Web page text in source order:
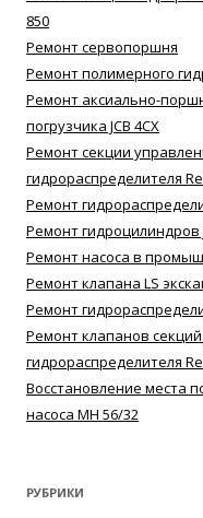
850
Ремонт сервопоршня
Ремонт полимерного
Ремонт аксиально-
погрузчика JCB 4CX
Ремонт секции
гидрораспределителя
Ремонт
Ремонт гидроцилиндров
Ремонт насоса в
Ремонт клапана LS
Ремонт
Ремонт клапанов
гидрораспределителя
Восстановление места
насоса MH 56/32
РУБРИКИ